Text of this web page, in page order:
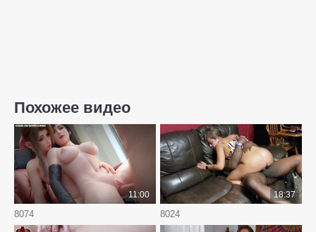
Похожее видео
8074
11:00
8024
18:37